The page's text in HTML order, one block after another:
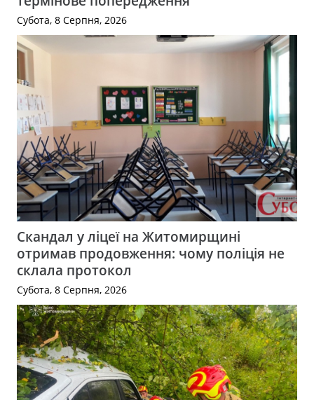
Субота, 8 Серпня, 2026
Скандал у ліцеї на Житомирщині
отримав продовження: чому поліція не
склала протокол
Субота, 8 Серпня, 2026